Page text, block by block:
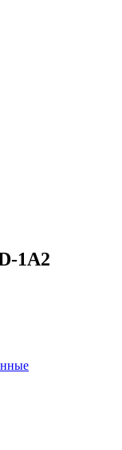
1A2